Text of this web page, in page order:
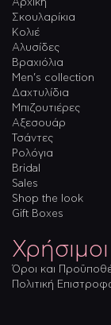
Αρχικη
Σκουλαρίκια
Κολιέ
Αλυσίδες
Βραχιόλια
Men’s collection
Δαχτυλίδια
Μπιζουτιέρες
Αξεσουάρ
Τσάντες
Ρολόγια
Bridal
Sales
Shop the look
Gift Boxes
Όροι και
Πολιτική